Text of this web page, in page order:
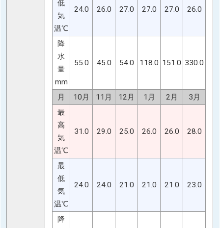
低
気
温℃
24.0 26.0 27.0 27.0 27.0 26.0
降
水
量
mm
55.0 45.0 54.0 118.0 151.0 330.0
月 10月 11月 12月 1月 2月
3月
最
高
気
温℃
31.0 29.0 25.0 26.0 26.0 28.0
最
低
気
温℃
24.0 24.0 21.0 21.0 21.0 23.0
降